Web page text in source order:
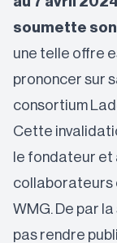
soumette
une telle offre
prononcer sur
consortium
Cette
le fondateur et
collaborateurs
WMG. De par
pas rendre